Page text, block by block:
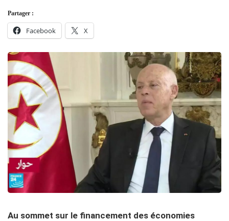
Partager :
Facebook X
Au sommet sur le financement des économies